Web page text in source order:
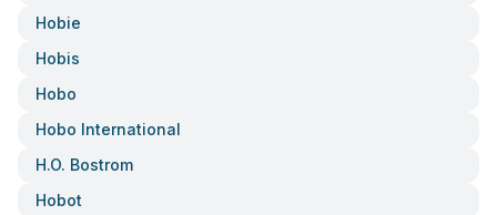
Hobie
Hobis
Hobo
Hobo International
H.o. Bostrom
Hobot